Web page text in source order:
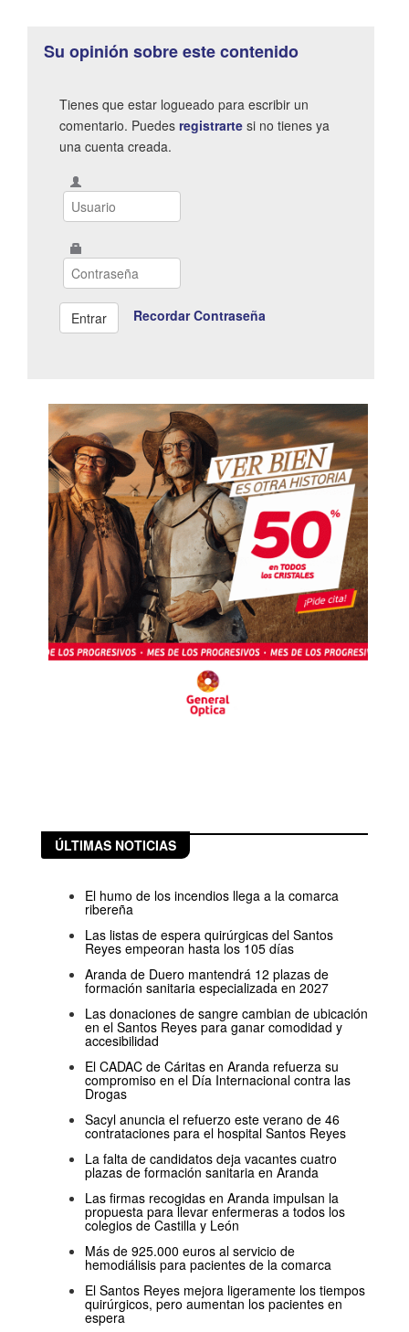
Su opinión sobre este contenido
Tienes que estar logueado para escribir un
comentario. Puedes registrarte si no tienes ya
una cuenta creada.
Recordar Contraseña
ÚLTIMAS NOTICIAS
El humo de los incendios llega a la comarca
ribereña
Las listas de espera quirúrgicas del Santos
Reyes empeoran hasta los 105 días
Aranda de Duero mantendrá 12 plazas de
formación sanitaria especializada en 2027
Las donaciones de sangre cambian de ubicación
en el Santos Reyes para ganar comodidad y
accesibilidad
El CADAC de Cáritas en Aranda refuerza su
compromiso en el Día Internacional contra las
Drogas
Sacyl anuncia el refuerzo este verano de 46
contrataciones para el hospital Santos Reyes
La falta de candidatos deja vacantes cuatro
plazas de formación sanitaria en Aranda
Las firmas recogidas en Aranda impulsan la
propuesta para llevar enfermeras a todos los
colegios de Castilla y León
Más de 925.000 euros al servicio de
hemodiálisis para pacientes de la comarca
El Santos Reyes mejora ligeramente los tiempos
quirúrgicos, pero aumentan los pacientes en
espera